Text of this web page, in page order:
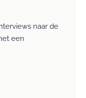
naar de
een